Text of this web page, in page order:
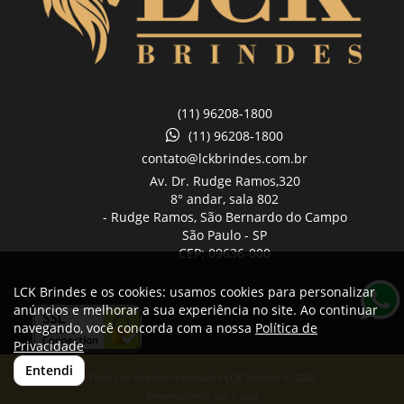
(11) 96208-1800
(11) 96208-1800
contato@lckbrindes.com.br
Av. Dr. Rudge Ramos,320
8° andar, sala 802
- Rudge Ramos, São Bernardo do Campo
São Paulo - SP
CEP: 09636-000
LCK Brindes e os cookies: usamos cookies para personalizar
anúncios e melhorar a sua experiência no site. Ao continuar
navegando, você concorda com a nossa Política de
Privacidade
Entendi